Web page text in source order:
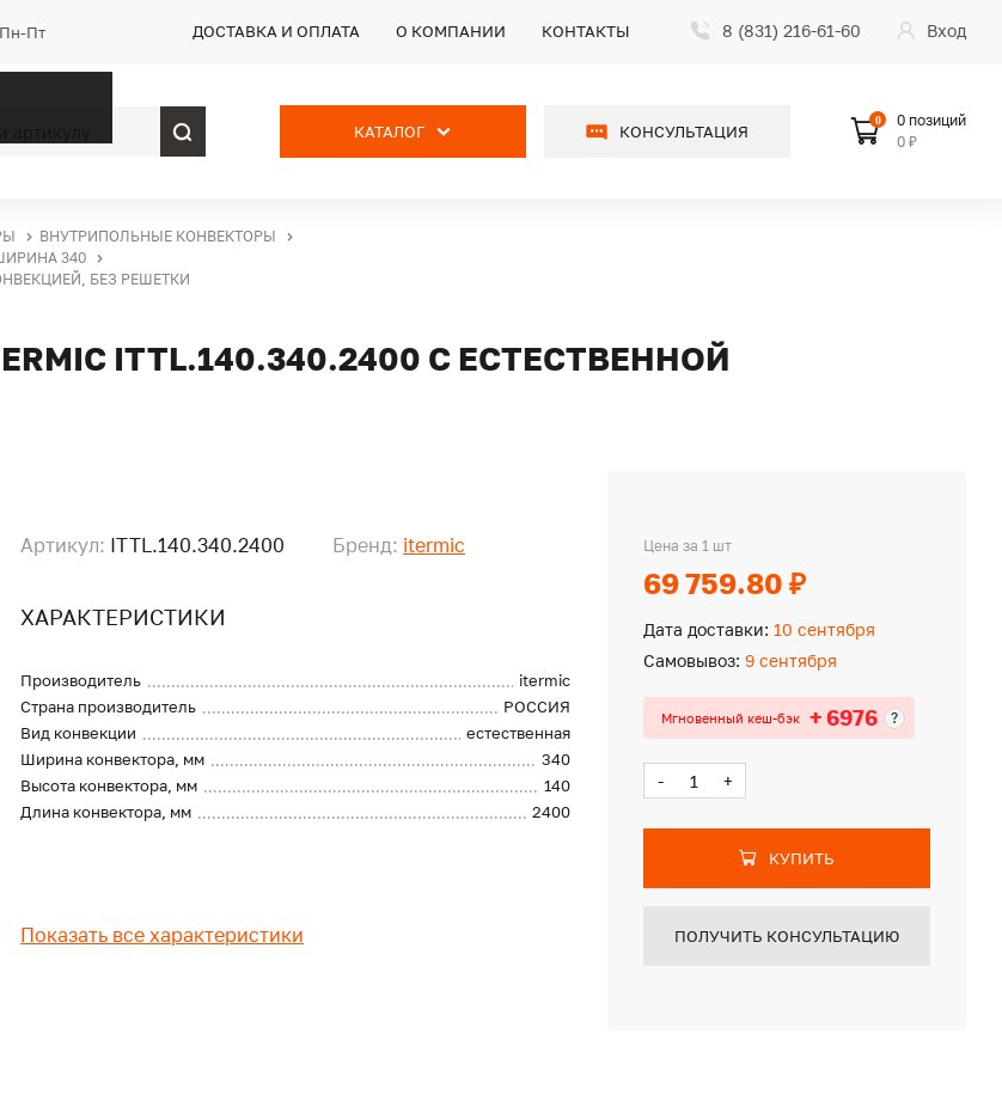
Пт ДОСТАВКА И ОПЛАТА О КОМПАНИИ КОНТАКТЫ 8 (831) 216-61-60 Вход
КАТАЛОГ КОНСУЛЬТАЦИЯ
0
0 позиций
0 ₽
ВНУТРИПОЛЬНЫЕ КОНВЕКТОРЫ
340
БЕЗ РЕШЕТКИ
ITTL.140.340.2400 С ЕСТЕСТВЕННОЙ
Артикул: ITTL.140.340.2400 Бренд: itermic
ХАРАКТЕРИСТИКИ
Производитель
itermic
Страна производитель
РОССИЯ
Вид конвекции
естественная
Ширина конвектора, мм
340
Высота конвектора, мм
140
Длина конвектора, мм
2400
Показать все характеристики
Цена за 1 шт
69 759.80 ₽
Дата доставки: 10 сентября
Самовывоз: 9 сентября
Мгновенный кеш-бэк + 6976 ?
- +
КУПИТЬ
ПОЛУЧИТЬ КОНСУЛЬТАЦИЮ